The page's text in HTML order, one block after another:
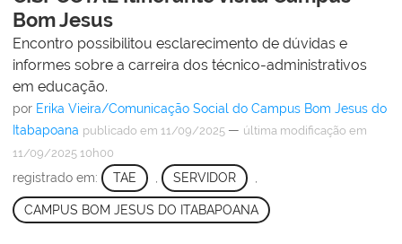
Bom Jesus
Encontro possibilitou esclarecimento de dúvidas e
informes sobre a carreira dos técnico-administrativos
em educação.
por Erika Vieira/Comunicação Social do Campus Bom Jesus do
Itabapoana publicado em 11/09/2025 — última modificação em
11/09/2025 10h00
registrado em: TAE , SERVIDOR ,
CAMPUS BOM JESUS DO ITABAPOANA